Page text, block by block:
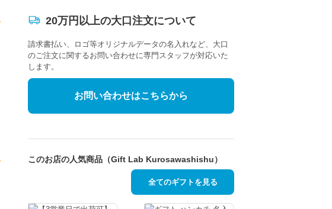
20万円以上の大口注文について
請求書払い、ロゴ等オリジナルデータの名入れなど、大口
のご注文に関するお問い合わせに専門スタッフが対応いた
します。
お問い合わせはこちらから
このお店の人気商品（Gift Lab Kurosawashishu）
全てのギフトを見る